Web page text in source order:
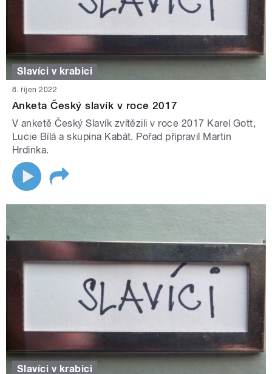
Slavíci v krabici
8. říjen 2022
Anketa Český slavík v roce 2017
V anketě Český Slavík zvítězili v roce 2017 Karel Gott,
Lucie Bílá a skupina Kabát. Pořad připravil Martin
Hrdinka.
Slavíci v krabici